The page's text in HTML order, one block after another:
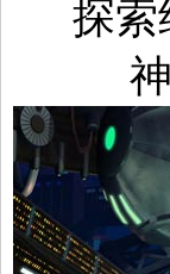
探索